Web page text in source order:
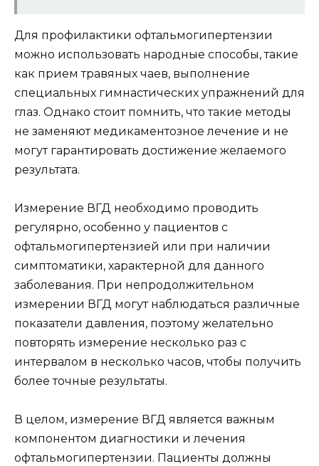
Для профилактики офтальмогипертензии
можно использовать народные способы, такие
как прием травяных чаев, выполнение
специальных гимнастических упражнений для
глаз. Однако стоит помнить, что такие методы
не заменяют медикаментозное лечение и не
могут гарантировать достижение желаемого
результата.
Измерение ВГД необходимо проводить
регулярно, особенно у пациентов с
офтальмогипертензией или при наличии
симптоматики, характерной для данного
заболевания. При непродолжительном
измерении ВГД могут наблюдаться различные
показатели давления, поэтому желательно
повторять измерение несколько раз с
интервалом в несколько часов, чтобы получить
более точные результаты.
В целом, измерение ВГД является важным
компонентом диагностики и лечения
офтальмогипертензии. Пациенты должны